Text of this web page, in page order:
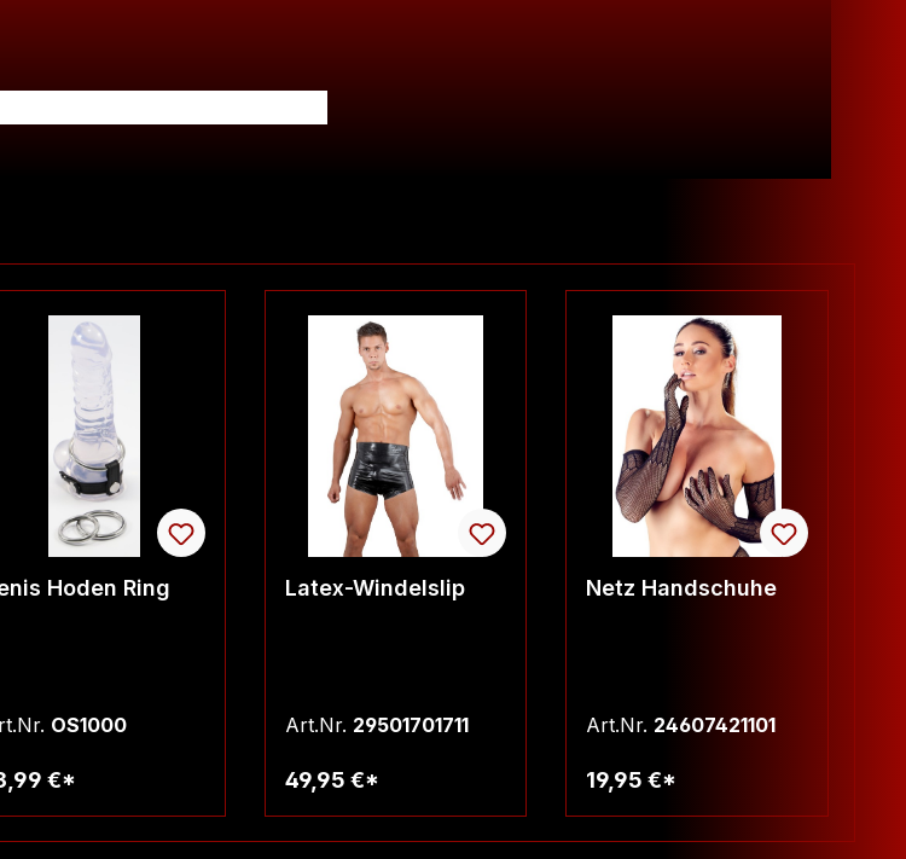
Hoden Ring
OS1000
€*
Latex-Windelslip
Art.Nr. 29501701711
49,95 €*
Netz Handschuhe
Art.Nr. 24607421101
19,95 €*